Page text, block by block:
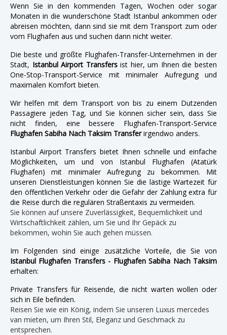
Wenn Sie in den kommenden Tagen, Wochen oder sogar
Monaten in die wunderschöne Stadt Istanbul ankommen oder
abreisen möchten, dann sind sie mit dem Transport zum oder
vom Flughafen aus und suchen dann nicht weiter.
Die beste und größte Flughafen-Transfer-Unternehmen in der
Stadt, Istanbul Airport Transfersist hier, um Ihnen die besten
One-Stop-Transport-Service mit minimaler Aufregung und
maximalen Komfort bieten.
Wir helfen mit dem Transport von bis zu einem Dutzenden
Passagiere jeden Tag, und Sie können sicher sein, dass Sie
nicht finden, eine bessere Flughafen-Transport-Service
Flughafen Sabiha Nach Taksim Transferirgendwo anders.
Istanbul Airport Transfers bietet Ihnen schnelle und einfache
Möglichkeiten, um und von Istanbul Flughafen (Atatürk
Flughafen) mit minimaler Aufregung zu bekommen. Mit
unseren Dienstleistungen können Sie die lästige Wartezeit für
den öffentlichen Verkehr oder die Gefahr der Zahlung extra für
die Reise durch die regulären Straßentaxis zu vermeiden.
Sie können auf unsere Zuverlässigkeit, Bequemlichkeit und
Wirtschaftlichkeit zählen, um Sie und Ihr Gepäck zu
bekommen, wohin Sie auch gehen müssen.
Im Folgenden sind einige zusätzliche Vorteile, die Sie von
Istanbul Flughafen Transfers - Flughafen Sabiha Nach Taksim
erhalten:
Private Transfers für Reisende, die nicht warten wollen oder
sich in Eile befinden.
Reisen Sie wie ein König, indem Sie unseren Luxus mercedes
van mieten, um Ihren Stil, Eleganz und Geschmack zu
entsprechen.